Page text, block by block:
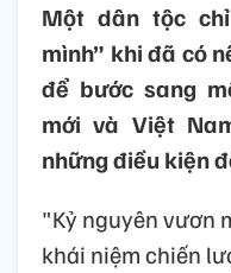
Một dân tộc
mình” khi đã có
để bước sang
mới và Việt
những điều kiện
"Kỷ nguyên vươn
khái niệm chiến